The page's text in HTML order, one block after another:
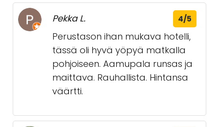
Pekka L. 4/5
Perustason ihan mukava hotelli,
tässä oli hyvä yöpyä matkalla
pohjoiseen. Aamupala runsas ja
maittava. Rauhallista. Hintansa
väärtti.